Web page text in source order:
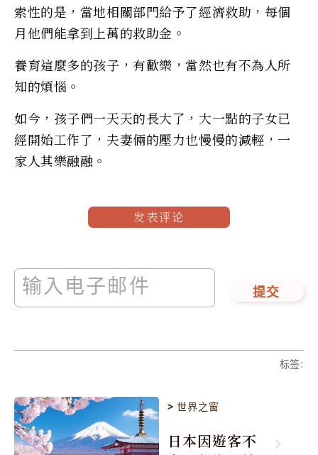
索性的是，當地相關部門給予了經濟救助，每個
月他們能拿到上萬的救助金。
養育這麼多的孩子，有歡樂，當然也有不為人所
知的煩惱。
如今，孩子們一天天的長大了，大一點的子女已
經開始工作了，夫妻倆的壓力也慢慢的減輕，一
家人其樂融融。
发表评论
提交
标签:
>世界之窗
日本因遊客不